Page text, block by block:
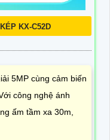
KX-C52D
5MP cùng cảm biến
công nghệ ánh
ấm tầm xa 30m,